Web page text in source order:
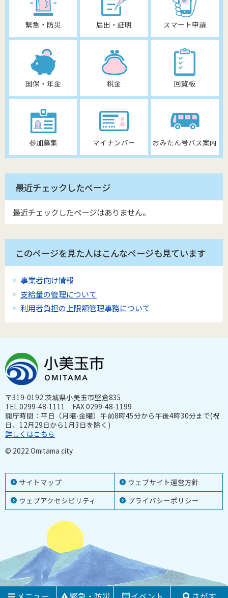
緊急・防災 届出・証明 スマート申請
国保・年金 税金 回覧板
参加募集 マイナンバー おみたん号バス案内
最近チェックしたページ
最近チェックしたページはありません。
このページを見た人はこんなページも見ています
事業者向け情報
支給量の管理について
利用者負担の上限額管理事務について
サイトマップ
ウェブサイト運営方針
ウェブアクセシビリティ
プライバシーポリシー
〒319-0192 茨城県小美玉市堅倉835
TEL 0299-48-1111 FAX 0299-48-1199
開庁時間：平日（月曜-金曜）午前8時45分から午後4時30分まで(祝
日、12月29日から1月3日を除く)
詳しくはこちら
© 2022 Omitama city.